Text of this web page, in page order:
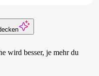
wird besser, je mehr du